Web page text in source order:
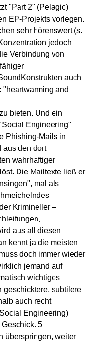
"Part 2" (Pelagic)
EP-Projekts vorlegen.
sehr hörenswert (s.
jedoch
Verbindung von
auch
"heartwarming and
bieten. Und ein
Engineering"
Phishing-Mails in
aus den dort
wahrhaftiger
Die Mailtexte ließ er
mal als
Krimineller –
aus all diesen
kennt ja die meisten
doch immer wieder
jemand auf
wichtiges
geschicktere, subtilere
auch recht
Engineering)
5
überspringen, weiter